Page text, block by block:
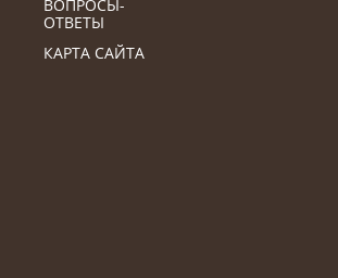
ВОПРОСЫ-
ОТВЕТЫ
КАРТА САЙТА